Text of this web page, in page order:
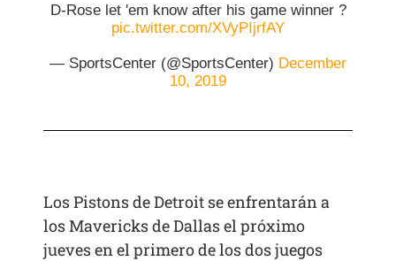
D-Rose let 'em know after his game winner ?
pic.twitter.com/XVyPIjrfAY
— SportsCenter (@SportsCenter) December
10, 2019
Los Pistons de Detroit se enfrentarán a
los Mavericks de Dallas el próximo
jueves en el primero de los dos juegos